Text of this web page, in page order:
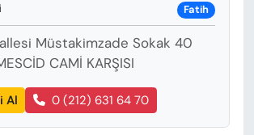
Fatih
Müstakimzade Sokak 40
CAMİ KARŞISI
Al 0 (212) 631 64 70